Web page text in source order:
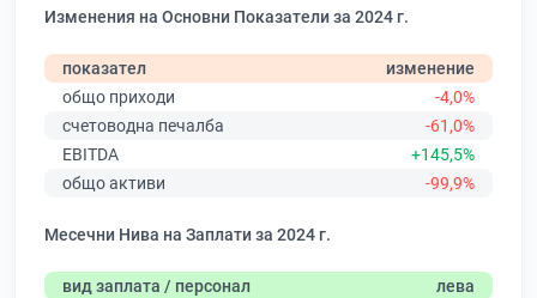
Изменения на Основни Показатели за 2024 г.
показател
изменение
общо приходи
-4,0%
счетоводна печалба
-61,0%
EBITDA
+145,5%
общо активи
-99,9%
Месечни Нива на Заплати за 2024 г.
вид заплата / персонал
лева